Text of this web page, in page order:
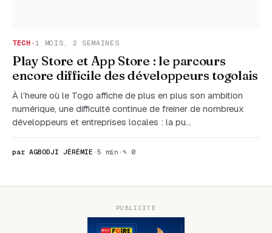
TECH ·1 MOIS, 2 SEMAINES
Play Store et App Store : le parcours
encore difficile des développeurs togolais
À l’heure où le Togo affiche de plus en plus son ambition
numérique, une difficulté continue de freiner de nombreux
développeurs et entreprises locales : la pu…
par AGBODJI JÉRÉMIE · 5 min · ✎ 0
PUBLICITÉ